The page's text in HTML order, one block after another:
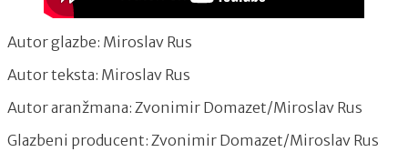
Autor glazbe: Miroslav Rus
Autor teksta: Miroslav Rus
Autor aranžmana: Zvonimir Domazet/Miroslav Rus
Glazbeni producent: Zvonimir Domazet/Miroslav Rus